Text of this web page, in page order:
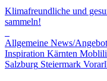
Klimafreundliche und
sammeln!
Allgemeine News/Angebot
Inspiration Kärnten
Salzburg Steiermark